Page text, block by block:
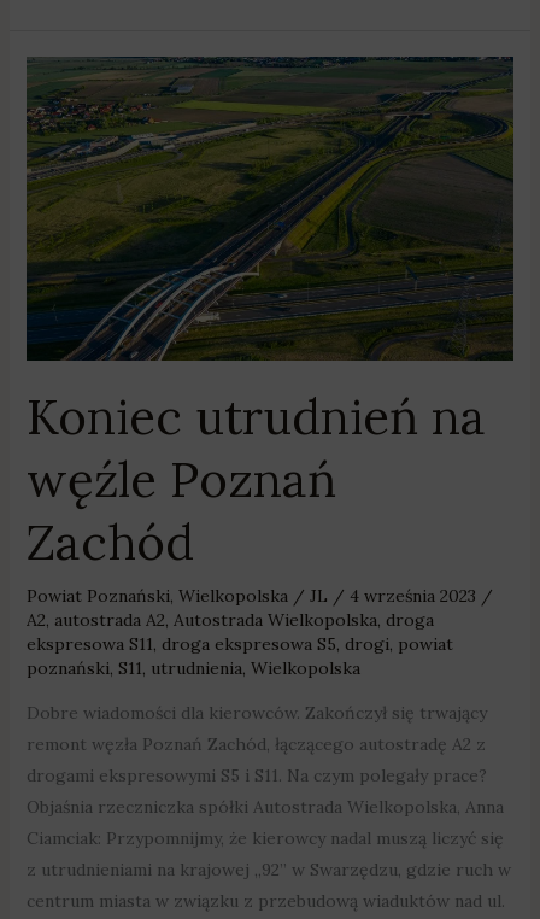
Koniec utrudnień na
węźle Poznań
Zachód
Powiat Poznański, Wielkopolska/ JL / 4 września 2023 /
A2, autostrada A2, Autostrada Wielkopolska, droga
ekspresowa S11, droga ekspresowa S5, drogi, powiat
poznański, S11, utrudnienia, Wielkopolska
Dobre wiadomości dla kierowców. Zakończył się trwający
remont węzła Poznań Zachód, łączącego autostradę A2 z
drogami ekspresowymi S5 i S11. Na czym polegały prace?
Objaśnia rzeczniczka spółki Autostrada Wielkopolska, Anna
Ciamciak: Przypomnijmy, że kierowcy nadal muszą liczyć się
z utrudnieniami na krajowej „92” w Swarzędzu, gdzie ruch w
centrum miasta w związku z przebudową wiaduktów nad ul.
Koniec
utrudnień
na
węźle
Poznań
Zachód